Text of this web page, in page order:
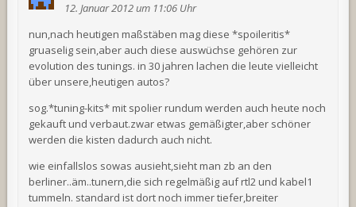
12. Januar 2012 um 11:06 Uhr
nun,nach heutigen maßstäben mag diese *spoileritis*
gruaselig sein,aber auch diese auswüchse gehören zur
evolution des tunings. in 30 jahren lachen die leute vielleicht
über unsere,heutigen autos?
sog.*tuning-kits* mit spolier rundum werden auch heute noch
gekauft und verbaut.zwar etwas gemäßigter,aber schöner
werden die kisten dadurch auch nicht.
wie einfallslos sowas ausieht,sieht man zb an den
berliner..äm..tunern,die sich regelmäßig auf rtl2 und kabel1
tummeln. standard ist dort noch immer tiefer,breiter